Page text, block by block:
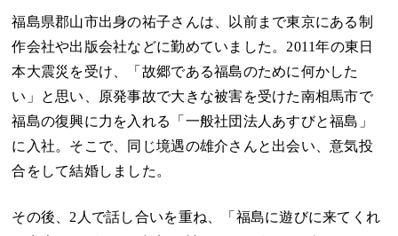
福島県郡山市出身の祐子さんは、以前まで東京にある制
作会社や出版会社などに勤めていました。2011年の東日
本大震災を受け、「故郷である福島のために何かした
い」と思い、原発事故で大きな被害を受けた南相馬市で
福島の復興に力を入れる「一般社団法人あすびと福島」
に入社。そこで、同じ境遇の雄介さんと出会い、意気投
合をして結婚しました。
その後、2人で話し合いを重ね、「福島に遊びに来てくれ